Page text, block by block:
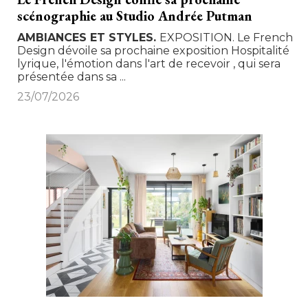
scénographie au Studio Andrée Putman
AMBIANCES ET STYLES EXPOSITION. Le French
Design dévoile sa prochaine exposition Hospitalité
lyrique, l'émotion dans l'art de recevoir , qui sera
présentée dans sa ...
23/07/2026